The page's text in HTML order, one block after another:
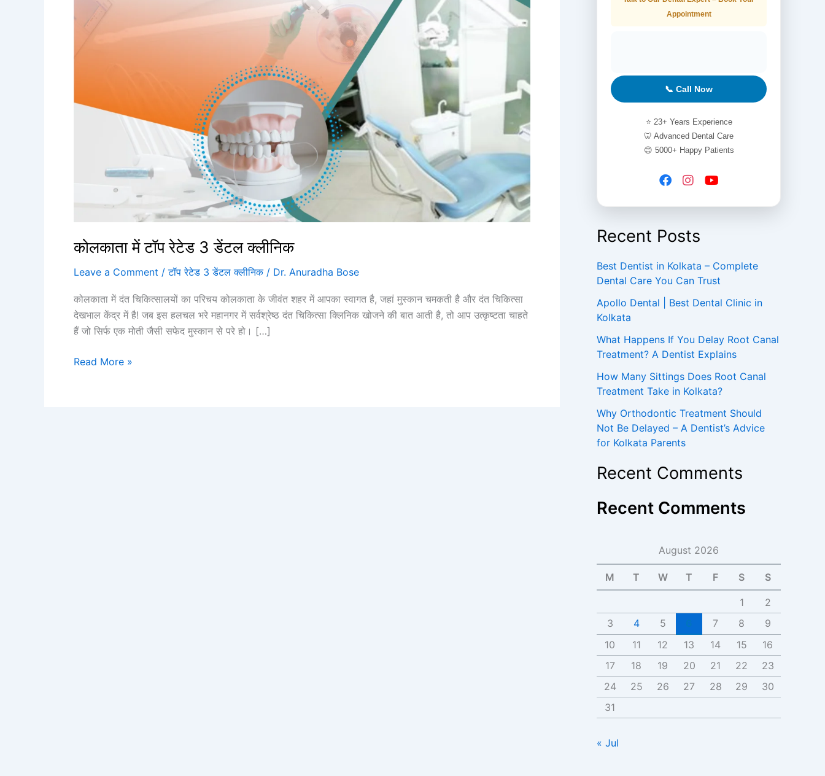
कोलकाता में टॉप रेटेड 3 डेंटल क्लीनिक
Leave a Comment /टॉप रेटेड 3 डेंटल क्लीनिक/ Dr. Anuradha Bose
कोलकाता में दंत चिकित्सालयों का परिचय कोलकाता के जीवंत शहर में आपका स्वागत है, जहां मुस्कान चमकती है और दंत चिकित्सा
देखभाल केंद्र में है! जब इस हलचल भरे महानगर में सर्वश्रेष्ठ दंत चिकित्सा क्लिनिक खोजने की बात आती है, तो आप उत्कृष्टता चाहते
हैं जो सिर्फ एक मोती जैसी सफेद मुस्कान से परे हो। […]
रेटेड
Read More »
Appointment
📞 Call Now
⭐ 23+ Years Experience
🦷 Advanced Dental Care
😊 5000+ Happy Patients
Recent Posts
Best Dentist in Kolkata – Complete
Dental Care You Can Trust
Apollo Dental | Best Dental Clinic in
Kolkata
What Happens If You Delay Root Canal
Treatment? A Dentist Explains
How Many Sittings Does Root Canal
Treatment Take in Kolkata?
Why Orthodontic Treatment Should
Not Be Delayed – A Dentist’s Advice
for Kolkata Parents
Recent Comments
Recent Comments
August 2026
M T W T F S S
1
2
3
4 5 7 8
9
10
11 12 13 14 15
16
17
18 19 20 21 22
23
24
25 26 27 28 29
30
31
« Jul